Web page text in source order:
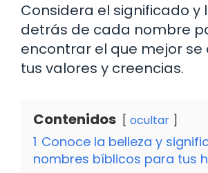
Considera el significado y
detrás de cada nombre
encontrar el que mejor
tus valores y creencias.
Contenidos ocultar
1 Conoce la belleza y
nombres bíblicos para tus